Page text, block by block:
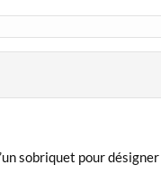
sobriquet pour